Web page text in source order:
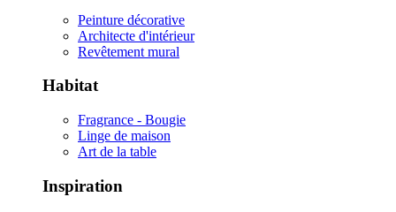
Peinture décorative
Architecte d'intérieur
Revêtement mural
Habitat
Fragrance - Bougie
Linge de maison
Art de la table
Inspiration